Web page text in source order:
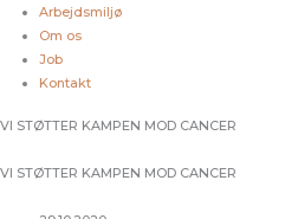
Arbejdsmiljø
Om os
Job
Kontakt
VI STØTTER KAMPEN MOD CANCER
VI STØTTER KAMPEN MOD CANCER